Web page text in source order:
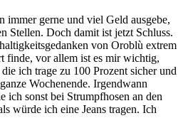
immer gerne und viel Geld ausgebe,
Stellen. Doch damit ist jetzt Schluss.
von Oroblù extrem
finde, vor allem ist es mir wichtig,
ich trage zu 100 Prozent sicher und
Wochenende. Irgendwann
ich sonst bei Strumpfhosen an den
würde ich eine Jeans tragen. Ich